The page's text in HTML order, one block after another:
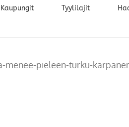
Kaupungit Tyylilajit
menee-pieleen-turku-